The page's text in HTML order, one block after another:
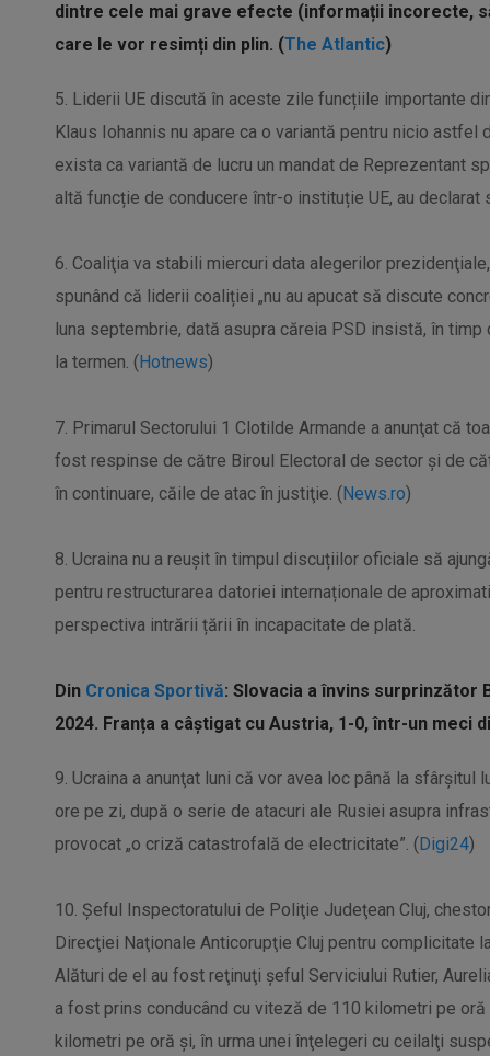
dintre cele mai grave efecte (informații incorecte,
care le vor resimți din plin. (The Atlantic)
5. Liderii UE discută în aceste zile funcțiile importante
Klaus Iohannis nu apare ca o variantă pentru nicio
exista ca variantă de lucru un mandat de Reprezentant
altă funcție de conducere într-o instituție UE, au declarat
6. Coaliţia va stabili miercuri data alegerilor
spunând că liderii coaliției „nu au apucat să discute
luna septembrie, dată asupra căreia PSD insistă, în
la termen. (Hotnews)
7. Primarul Sectorului 1 Clotilde Armande a anunţat că
fost respinse de către Biroul Electoral de sector şi de
în continuare, căile de atac în justiţie. (News.ro)
8. Ucraina nu a reușit în timpul discuțiilor oficiale să
pentru restructurarea datoriei internaționale de
perspectiva intrării țării în incapacitate de plată.
Din Cronica Sportivă: Slovacia a învins surprinzător
2024. Franța a câștigat cu Austria, 1-0, într-un meci
9. Ucraina a anunţat luni că vor avea loc până la
ore pe zi, după o serie de atacuri ale Rusiei asupra
provocat „o criză catastrofală de electricitate”. (Digi24)
10. Șeful Inspectoratului de Poliţie Judeţean Cluj,
Direcţiei Naţionale Anticorupţie Cluj pentru complicitate
Alături de el au fost reţinuţi şeful Serviciului Rutier,
a fost prins conducând cu viteză de 110 kilometri pe
kilometri pe oră şi, în urma unei înţelegeri cu ceilalţi